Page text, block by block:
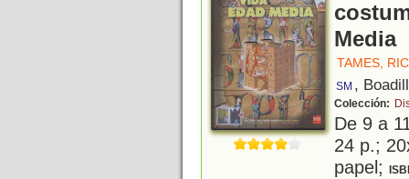
Media
TAMES,
SM ,
Colección:
De 9 a
24 p.;
papel;